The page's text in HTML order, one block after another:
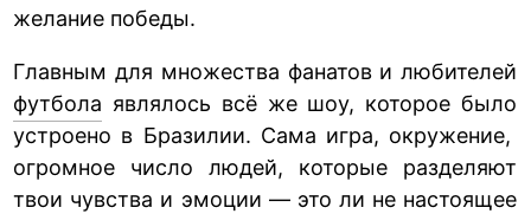
желание победы.
Главным для множества фанатов и любителей
футбола являлось всё же шоу, которое было
устроено в Бразилии. Сама игра, окружение,
огромное число людей, которые разделяют
твои чувства и эмоции — это ли не настоящее